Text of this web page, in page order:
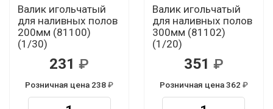
Валик игольчатый
для наливных полов
200мм (81100)
(1/30)
231
Розничная цена 238
Валик игольчатый
для наливных полов
300мм (81102)
(1/20)
351
Розничная цена 362